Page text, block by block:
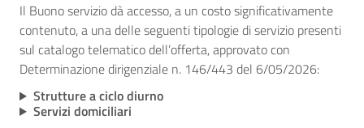
Il Buono servizio dà accesso, a un costo significativamente
contenuto, a una delle seguenti tipologie di servizio presenti
sul catalogo telematico dell’offerta, approvato con
Determinazione dirigenziale n. 146/443 del 6/05/2026:
Strutture a ciclo diurno
Servizi domiciliari